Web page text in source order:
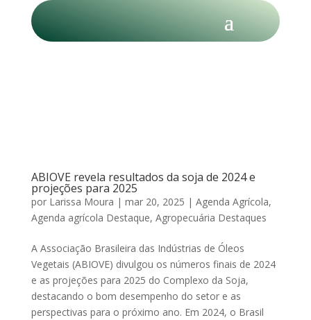
ABIOVE revela resultados da soja de 2024 e
projeções para 2025
por Larissa Moura | mar 20, 2025 | Agenda Agrícola,
Agenda agrícola Destaque, Agropecuária Destaques
A Associação Brasileira das Indústrias de Óleos
Vegetais (ABIOVE) divulgou os números finais de 2024
e as projeções para 2025 do Complexo da Soja,
destacando o bom desempenho do setor e as
perspectivas para o próximo ano. Em 2024, o Brasil